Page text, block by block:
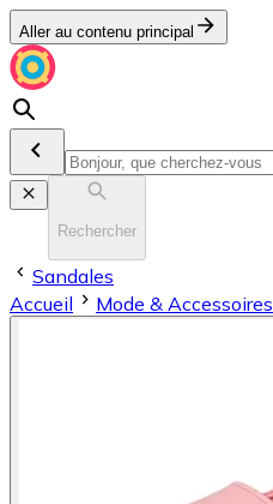
Aller au contenu principal
Rechercher
Sandales
Accueil
Mode & Accessoires